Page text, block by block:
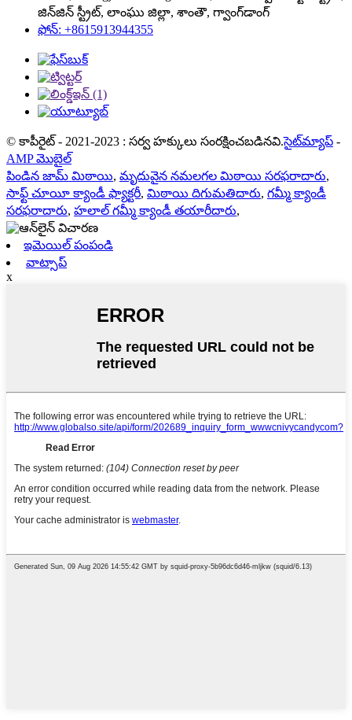
జిన్‌జిన్ స్ట్రీట్, లాంఘు జిల్లా, శాంతౌ, గ్వాంగ్‌డాంగ్
ఫోన్: +8615913944355
© కాపీరైట్ - 2021-2023 : సర్వ హక్కులు సంరక్షించబడినవి.సైట్‌మ్యాప్ -
AMP మొబైల్
పిండిన జామ్ మిఠాయి, మృదువైన నమలగల మిఠాయి సరఫరాదారు,
సాఫ్ట్ చూయీ క్యాండీ ఫ్యాక్టరీ, మిఠాయి దిగుమతిదారు, గమ్మీ క్యాండీ
సరఫరాదారు, హలాల్ గమ్మీ క్యాండీ తయారీదారు,
ఇమెయిల్ పంపండి
వాట్సాప్
x